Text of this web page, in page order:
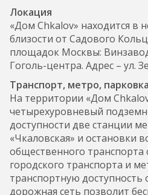
Локация
«Дом Chkalov» находится в
близости от Садового
площадок Москвы:
Гоголь-центра. Адрес – ул.
Транспорт, метро, парковка
На территории «Дом
четырехуровневый
доступности две станции
«Чкаловская» и остановки
общественного транспорта
городского транспорта и
транспортную доступность
дорожная сеть позволит